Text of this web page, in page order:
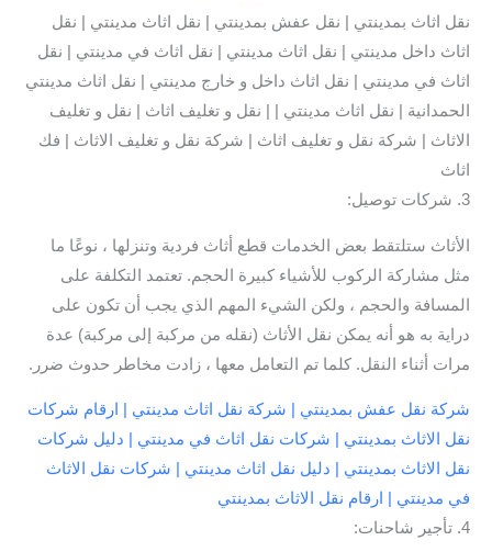
نقل اثاث بمدينتي | نقل عفش بمدينتي | نقل اثاث مدينتي | نقل
اثاث داخل مدينتي | نقل اثاث مدينتي | نقل اثاث في مدينتي | نقل
اثاث في مدينتي | نقل اثاث داخل و خارج مدينتي | نقل اثاث مدينتي
الحمدانية | نقل اثاث مدينتي | | نقل و تغليف اثاث | نقل و تغليف
الاثاث | شركة نقل و تغليف اثاث | شركة نقل و تغليف الاثاث | فك
اثاث
3. شركات توصيل:
الأثاث ستلتقط بعض الخدمات قطع أثاث فردية وتنزلها ، نوعًا ما
مثل مشاركة الركوب للأشياء كبيرة الحجم. تعتمد التكلفة على
المسافة والحجم ، ولكن الشيء المهم الذي يجب أن تكون على
دراية به هو أنه يمكن نقل الأثاث (نقله من مركبة إلى مركبة) عدة
مرات أثناء النقل. كلما تم التعامل معها ، زادت مخاطر حدوث ضرر.
شركة نقل عفش بمدينتي | شركة نقل اثاث مدينتي | ارقام شركات
نقل الاثاث بمدينتي | شركات نقل اثاث في مدينتي | دليل شركات
نقل الاثاث بمدينتي | دليل نقل اثاث مدينتي | شركات نقل الاثاث
في مدينتي | ارقام نقل الاثاث بمدينتي
4. تأجير شاحنات: